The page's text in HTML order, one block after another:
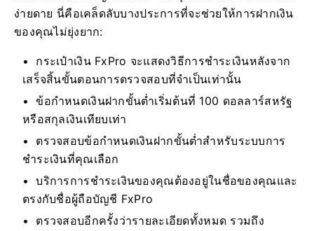
ง่ายดาย นี่คือเคล็ดลับบางประการที่จะช่วยให้การฝากเงิน
ของคุณไม่ยุ่งยาก:
กระเป๋าเงิน FxPro จะแสดงวิธีการชำระเงินหลังจาก
เสร็จสิ้นขั้นตอนการตรวจสอบที่จำเป็นเท่านั้น
ข้อกำหนดเงินฝากขั้นต่ำเริ่มต้นที่ 100 ดอลลาร์สหรัฐ
หรือสกุลเงินเทียบเท่า
ตรวจสอบข้อกำหนดเงินฝากขั้นต่ำสำหรับระบบการ
ชำระเงินที่คุณเลือก
บริการการชำระเงินของคุณต้องอยู่ในชื่อของคุณและ
ตรงกับชื่อผู้ถือบัญชี FxPro
ตรวจสอบอีกครั้งว่ารายละเอียดทั้งหมด รวมถึง